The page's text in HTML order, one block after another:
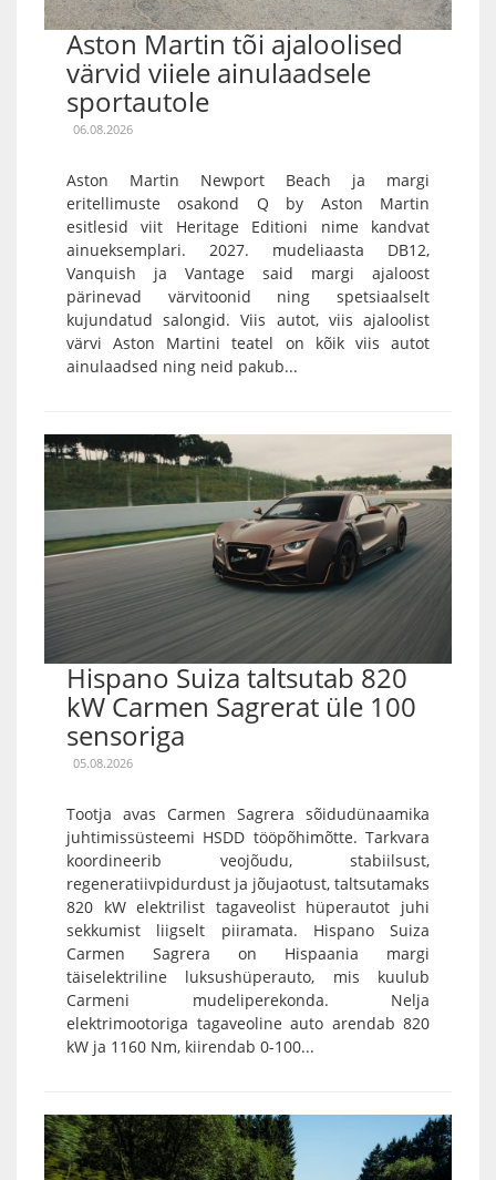
Aston Martin tõi ajaloolised
värvid viiele ainulaadsele
sportautole
06.08.2026
Aston Martin Newport Beach ja margi
eritellimuste osakond Q by Aston Martin
esitlesid viit Heritage Editioni nime kandvat
ainueksemplari. 2027. mudeliaasta DB12,
Vanquish ja Vantage said margi ajaloost
pärinevad värvitoonid ning spetsiaalselt
kujundatud salongid. Viis autot, viis ajaloolist
värvi Aston Martini teatel on kõik viis autot
ainulaadsed ning neid pakub...
Hispano Suiza taltsutab 820
kW Carmen Sagrerat üle 100
sensoriga
05.08.2026
Tootja avas Carmen Sagrera sõidudünaamika
juhtimissüsteemi HSDD tööpõhimõtte. Tarkvara
koordineerib veojõudu, stabiilsust,
regeneratiivpidurdust ja jõujaotust, taltsutamaks
820 kW elektrilist tagaveolist hüperautot juhi
sekkumist liigselt piiramata. Hispano Suiza
Carmen Sagrera on Hispaania margi
täiselektriline luksushüperauto, mis kuulub
Carmeni mudeliperekonda. Nelja
elektrimootoriga tagaveoline auto arendab 820
kW ja 1160 Nm, kiirendab 0-100...